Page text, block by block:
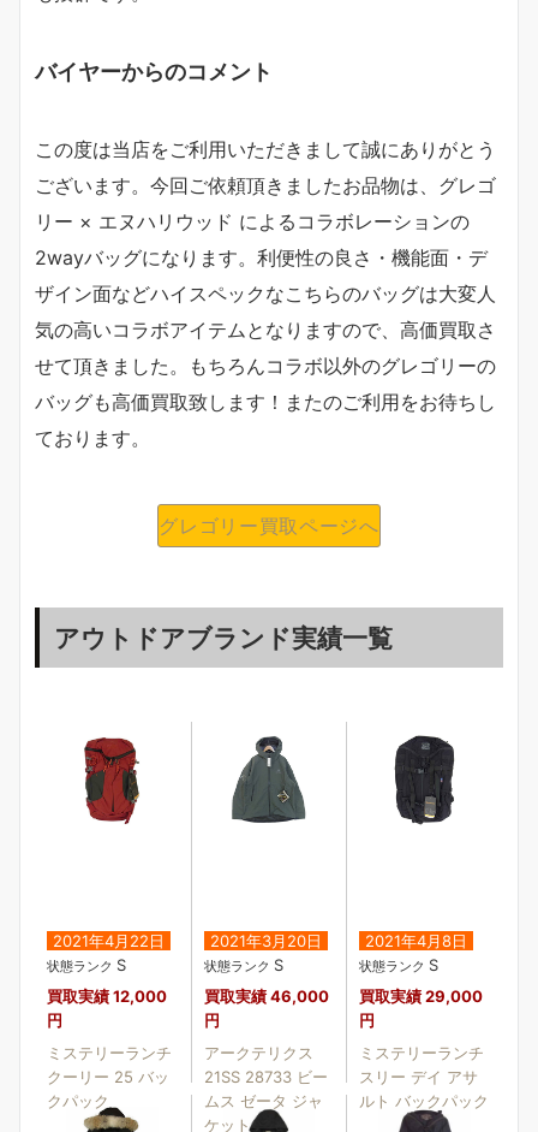
バイヤーからのコメント
この度は当店をご利用いただきまして誠にありがとう
ございます。今回ご依頼頂きましたお品物は、グレゴ
リー × エヌハリウッド によるコラボレーションの
2wayバッグになります。利便性の良さ・機能面・デ
ザイン面などハイスペックなこちらのバッグは大変人
気の高いコラボアイテムとなりますので、高価買取さ
せて頂きました。もちろんコラボ以外のグレゴリーの
バッグも高価買取致します！またのご利用をお待ちし
ております。
グレゴリー買取ページへ
アウトドアブランド実績一覧
2021年4月22日
状態ランク S
買取実績12,000
円
ミステリーランチ
クーリー 25 バッ
クパック
2021年3月20日
状態ランク S
買取実績46,000
円
アークテリクス
21SS 28733 ビー
ムス ゼータ ジャ
ケット
2021年4月8日
状態ランク S
買取実績29,000
円
ミステリーランチ
スリー デイ アサ
ルト バックパック